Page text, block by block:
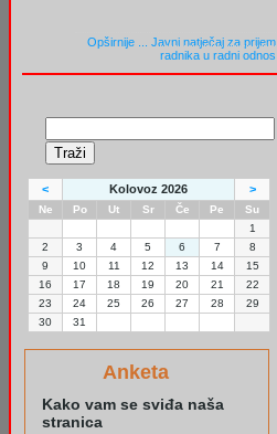
Opširnije ... Javni natječaj za prijem
radnika u radni odnos
< Kolovoz 2026 >
Ne Po Ut Sr Če Pe
Su
1
2
3 4 5 6 7
8
9
10 11 12 13 14
15
16
17 18 19 20 21
22
23
24 25 26 27 28
29
30
31
Anketa
Kako vam se sviđa naša
stranica